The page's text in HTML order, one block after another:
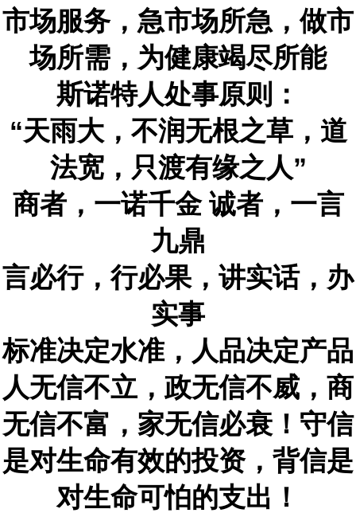
市场服务，急市场所急，做市
场所需，为健康竭尽所能
斯诺特人处事原则：
“天雨大，不润无根之草，道
法宽，只渡有缘之人”
商者，一诺千金 诚者，一言
九鼎
言必行，行必果，讲实话，办
实事
标准决定水准，人品决定产品
人无信不立，政无信不威，商
无信不富，家无信必衰！守信
是对生命有效的投资，背信是
对生命可怕的支出！